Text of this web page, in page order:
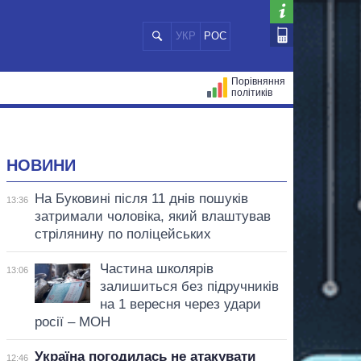
УКР РОС
Порівняння
політиків
НОВИНИ
13:36
На Буковині після 11 днів пошуків
затримали чоловіка, який влаштував
стрілянину по поліцейських
13:06
Частина школярів
залишиться без підручників
на 1 вересня через удари
росії – МОН
12:46
Україна погодилась не атакувати